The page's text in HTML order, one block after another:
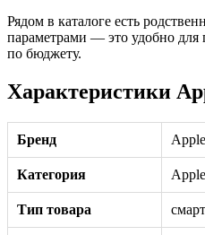
Рядом в каталоге есть
параметрами — это удобно для
по бюджету.
Характеристики
Бренд Apple
Категория
Тип товара